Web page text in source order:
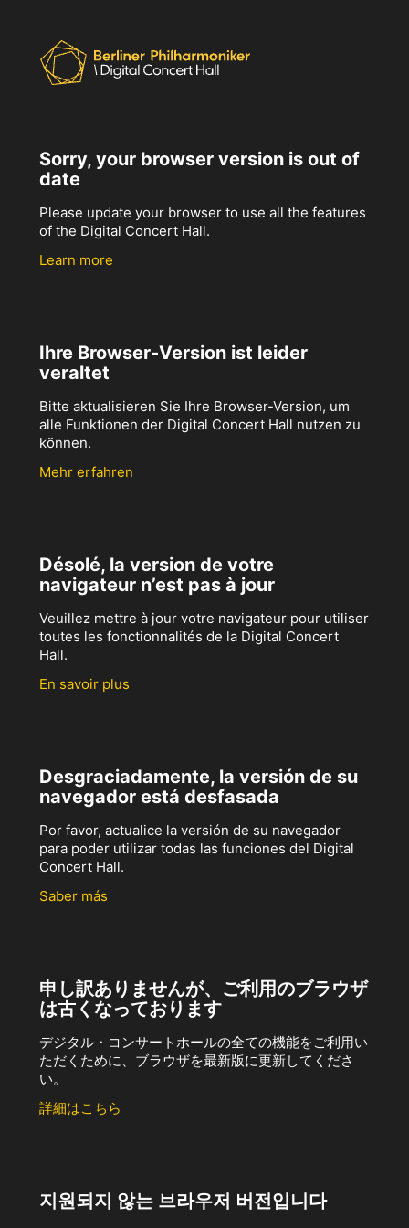
Sorry, your browser version is out of
date
Please update your browser to use all the features
of the Digital Concert Hall.
Learn more
Ihre Browser-Version ist leider
veraltet
Bitte aktualisieren Sie Ihre Browser-Version, um
alle Funktionen der Digital Concert Hall nutzen zu
können.
Mehr erfahren
Désolé, la version de votre
navigateur n’est pas à jour
Veuillez mettre à jour votre navigateur pour utiliser
toutes les fonctionnalités de la Digital Concert
Hall.
En savoir plus
Desgraciadamente, la versión de su
navegador está desfasada
Por favor, actualice la versión de su navegador
para poder utilizar todas las funciones del Digital
Concert Hall.
Saber más
申し訳ありませんが、ご利用のブラウザ
は古くなっております
デジタル・コンサートホールの全ての機能をご利用い
ただくために、ブラウザを最新版に更新してくださ
い。
詳細はこちら
지원되지 않는 브라우저 버전입니다